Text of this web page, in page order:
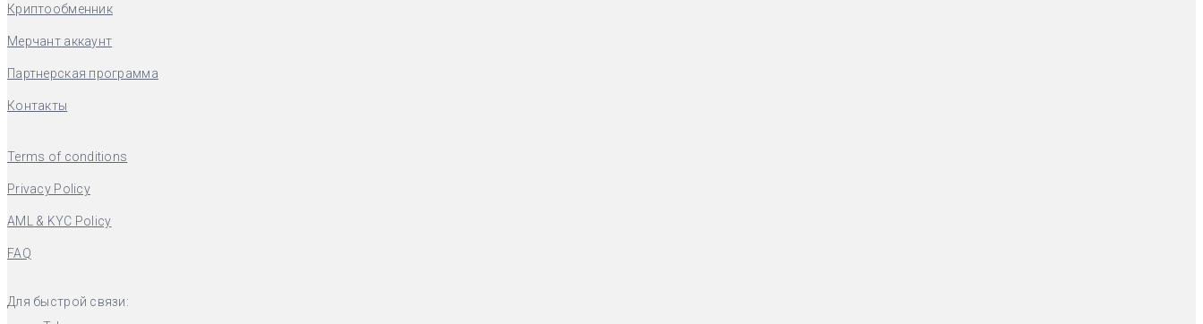
Криптообменник
Мерчант аккаунт
Партнерская программа
Контакты
Terms of conditions
Privacy Policy
AML & KYC Policy
FAQ
Для быстрой связи: